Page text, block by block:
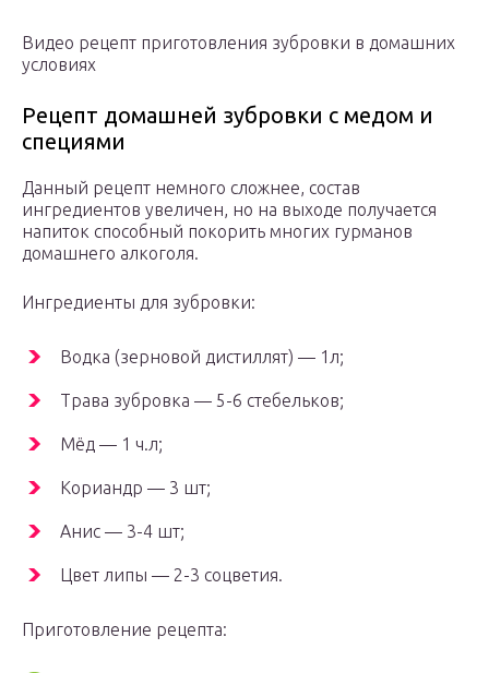
Видео рецепт приготовления зубровки в домашних
условиях
Рецепт домашней зубровки с медом и
специями
Данный рецепт немного сложнее, состав
ингредиентов увеличен, но на выходе получается
напиток способный покорить многих гурманов
домашнего алкоголя.
Ингредиенты для зубровки:
Водка (зерновой дистиллят) — 1л;
Трава зубровка — 5-6 стебельков;
Мёд — 1 ч.л;
Кориандр — 3 шт;
Анис — 3-4 шт;
Цвет липы — 2-3 соцветия.
Приготовление рецепта: